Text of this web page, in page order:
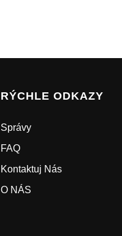
RÝCHLE ODKAZY
Správy
FAQ
Kontaktuj Nás
O NÁS